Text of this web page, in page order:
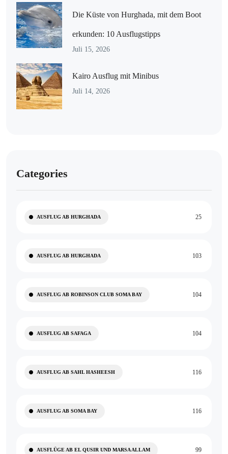
Die Küste von Hurghada, mit dem Boot
erkunden: 10 Ausflugstipps
Juli 15, 2026
Kairo Ausflug mit Minibus
Juli 14, 2026
Categories
AUSFLUG AB HURGHADA 25
AUSFLUG AB HURGHADA 103
AUSFLUG AB ROBINSON CLUB SOMA BAY 104
AUSFLUG AB SAFAGA 104
AUSFLUG AB SAHL HASHEESH 116
AUSFLUG AB SOMA BAY 116
AUSFLÜGE AB EL QUSIR UND MARSA ALLAM 99